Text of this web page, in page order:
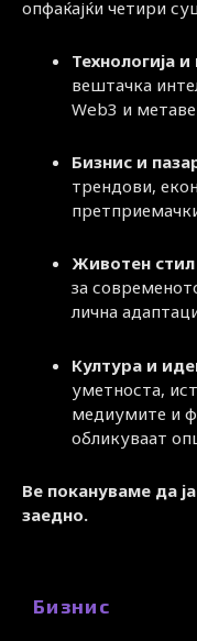
опфаќајќи четири
Технологија
вештачка
Web3 и
Бизнис и
трендови,
Животен стил
за
лична
Култура и
уметноста,
медиумите и
обликуваат
Ве покануваме да
заедно.
Бизнис